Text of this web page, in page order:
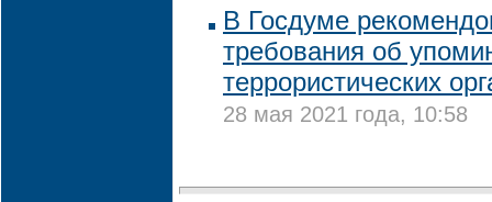
В Госдуме
требования об
террористических
28 мая 2021 года, 10:58